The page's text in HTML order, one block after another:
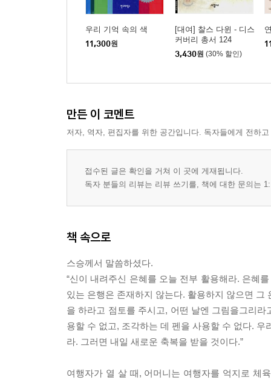
우리 기억 속의 색
11,300원
[대여] 찰스 다윈 - 디스
커버리 총서 124
3,430원 (30% 할인)
만든 이 코멘트
저자, 역자, 편집자를 위한 공간입니다. 독자들에게 전하
접수된 글은 확인을 거쳐 이 곳에 게재됩니다.
독자 분들의 리뷰는 리뷰 쓰기를, 책에 대한 문의는
책 속으로
스승께서 말씀하셨다.
“신이 내려주신 은혜를 오늘 전부 활용해라. 은혜
있는 은행은 존재하지 않는다. 활용하지 않으면
을 하라고 점토를 주시고, 어떤 날엔 그림을그리
용할 수 없고, 조각하는 데 펜을 사용할 수 없다.
라. 그러면 내일 새로운 축복을 받을 것이다.”
여행자가 열 살 때, 어머니는 여행자를 억지로 체